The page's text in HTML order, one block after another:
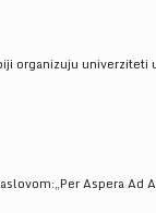
Aspera